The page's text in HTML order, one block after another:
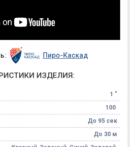
Пиро-Каскад
ИЗДЕЛИЯ:
1 "
100
До 95 сек
До 30 м